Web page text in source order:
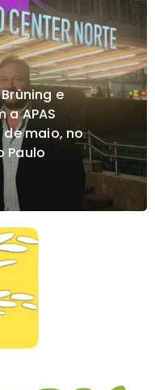
e
APAS
de maio, no
Paulo